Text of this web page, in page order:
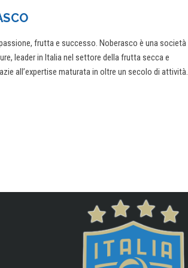
frutta e successo. Noberasco è una società
leader in Italia nel settore della frutta secca e
all’expertise maturata in oltre un secolo di attività.